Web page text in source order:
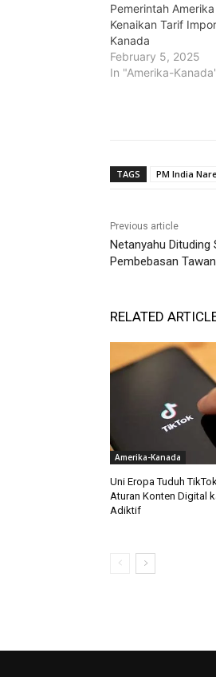
Pemerintah
Kenaikan Tarif
Kanada
February 5, 2025
In "Amerika-
TAGS PM India
Previous article
Netanyahu Dituding
Pembebasan
RELATED
Amerika-Kanada
Uni Eropa Tuduh
Aturan Konten Digital
Adiktif